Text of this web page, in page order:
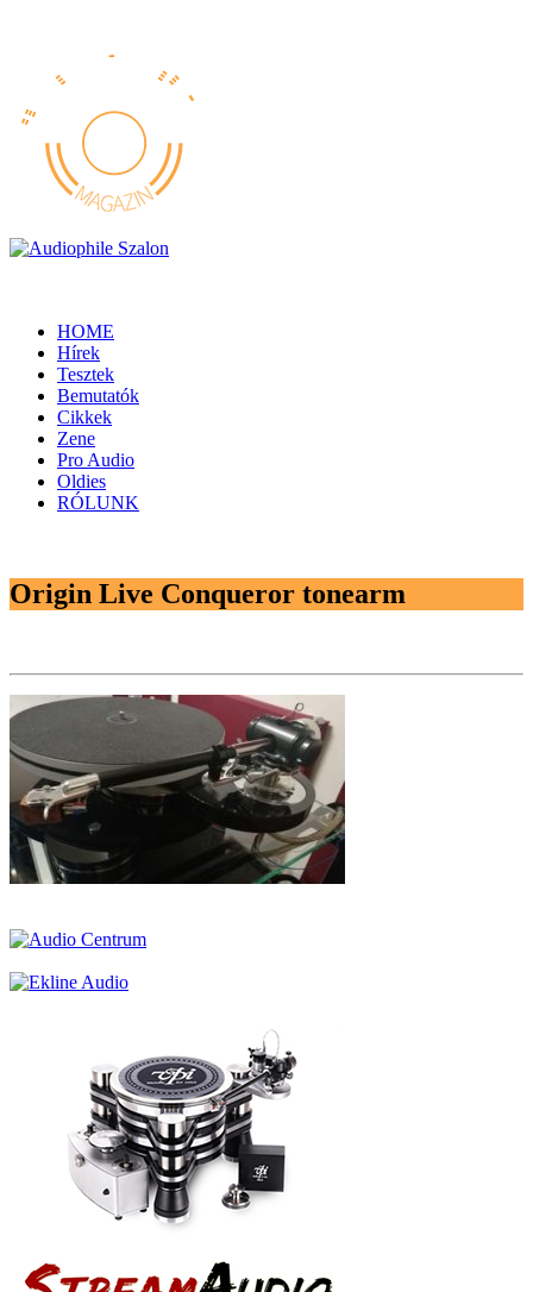
HOME
Hírek
Tesztek
Bemutatók
Cikkek
Zene
Pro Audio
Oldies
RÓLUNK
Origin Live Conqueror tonearm